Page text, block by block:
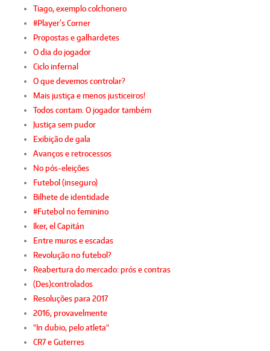
Tiago, exemplo colchonero
#Player’s Corner
Propostas e galhardetes
O dia do jogador
Ciclo infernal
O que devemos controlar?
Mais justiça e menos justiceiros!
Todos contam. O jogador também
Justiça sem pudor
Exibição de gala
Avanços e retrocessos
No pós-eleições
Futebol (inseguro)
Bilhete de identidade
#Futebol no feminino
Iker, el Capitán
Entre muros e escadas
Revolução no futebol?
Reabertura do mercado: prós e contras
(Des)controlados
Resoluções para 2017
2016, provavelmente
"In dubio, pelo atleta"
CR7 e Guterres